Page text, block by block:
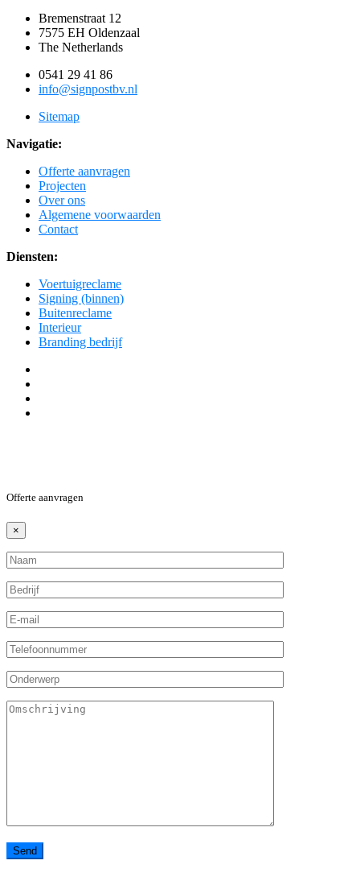
Bremenstraat 12
7575 EH Oldenzaal
The Netherlands
0541 29 41 86
info@signpostbv.nl
Sitemap
Navigatie:
Offerte aanvragen
Projecten
Over ons
Algemene voorwaarden
Contact
Diensten:
Voertuigreclame
Signing (binnen)
Buitenreclame
Interieur
Branding bedrijf
Offerte aanvragen
×